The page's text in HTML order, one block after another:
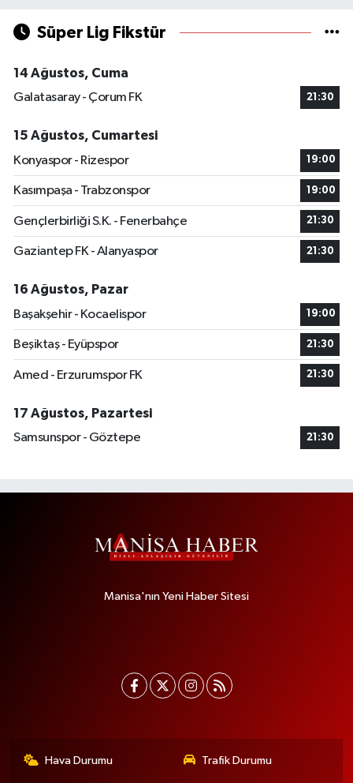
Süper Lig Fikstür
14 Ağustos, Cuma
Galatasaray - Çorum FK
21:30
15 Ağustos, Cumartesi
Konyaspor - Rizespor
19:00
Kasımpaşa - Trabzonspor 19:00
Gençlerbirliği S.K. - Fenerbahçe 21:30
Gaziantep FK - Alanyaspor 21:30
16 Ağustos, Pazar
Başakşehir - Kocaelispor
19:00
Beşiktaş - Eyüpspor 21:30
Amed - Erzurumspor FK 21:30
17 Ağustos, Pazartesi
Samsunspor - Göztepe
21:30
Manisa'nın Yeni Haber Sitesi
Hava Durumu Trafik Durumu